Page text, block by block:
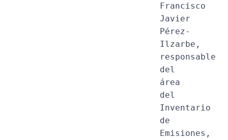
Francisco
Javier
Pérez-
Ilzarbe,
responsable
del
área
del
Inventario
de
Emisiones,